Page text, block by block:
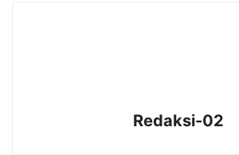
Redaksi-02